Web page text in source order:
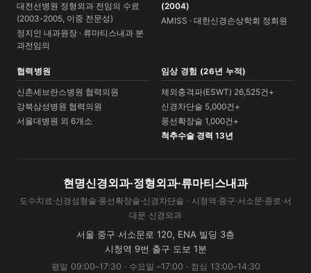
대전선병원 정형외과 전임의 수료
(2003-2005, 이중 전문성)
정지인 내과원장 · 류마티스내과 분
과전임의
(2004)
AMISS · 대한신경손상학회 정회원
협력병원
신촌세브란스병원 협력의원
강북삼성병원 협력의원
서울대병원 외 6개소
임상 경험 (26년 누적)
체외충격파(ESWT) 26,525건+
신경차단술 5,000건+
풍선확장술 1,000건+
척추수술 경력 13년
현명신경외과·정형외과·류마티스내과
도수치료·신경성형술·풍선확장술·신경차단술 · 시청역·중구·서소문·종로·서
대문 신경외과
서울 중구 서소문로 120, ENA 빌딩 3층
시청역 9번 출구 도보 1분
평일 09:00–17:30 · 수요일 –17:00 · 점심 13:00–14:30